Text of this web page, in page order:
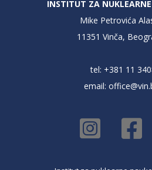
INSTITUT ZA
Mike Petrovića
11351 Vinča,
tel: +381 11
email: